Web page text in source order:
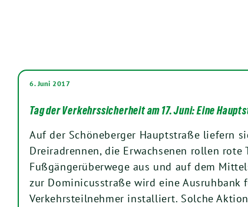
6. Juni 2017
Tag der Verkehrssicherheit am 17. Juni: Eine
Auf der Schöneberger Hauptstraße liefern
Dreiradrennen, die Erwachsenen rollen rote
Fußgängerüberwege aus und auf dem
zur Dominicusstraße wird eine Ausruhbank
Verkehrsteilnehmer installiert. Solche